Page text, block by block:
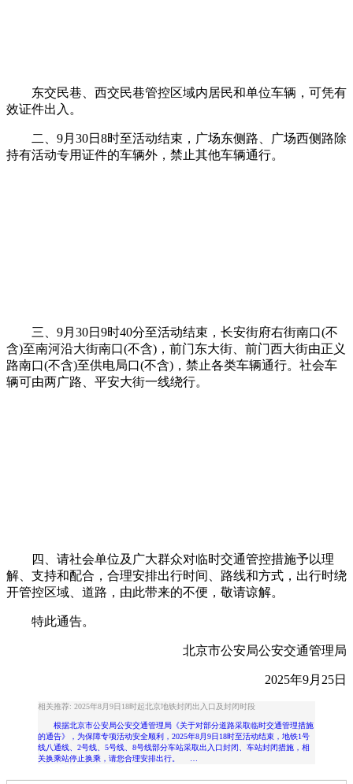
东交民巷、西交民巷管控区域内居民和单位车辆，可凭有
效证件出入。
二、9月30日8时至活动结束，广场东侧路、广场西侧路除
持有活动专用证件的车辆外，禁止其他车辆通行。
三、9月30日9时40分至活动结束，长安街府右街南口(不
含)至南河沿大街南口(不含)，前门东大街、前门西大街由正义
路南口(不含)至供电局口(不含)，禁止各类车辆通行。社会车
辆可由两广路、平安大街一线绕行。
四、请社会单位及广大群众对临时交通管控措施予以理
解、支持和配合，合理安排出行时间、路线和方式，出行时绕
开管控区域、道路，由此带来的不便，敬请谅解。
特此通告。
北京市公安局公安交通管理局
2025年9月25日
相关推荐: 2025年8月9日18时起北京地铁封闭出入口及封闭时段
根据北京市公安局公安交通管理局《关于对部分道路采取临时交通管理措施
的通告》，为保障专项活动安全顺利，2025年8月9日18时至活动结束，地铁1号
线八通线、2号线、5号线、8号线部分车站采取出入口封闭、车站封闭措施，相
关换乘站停止换乘，请您合理安排出行。 …